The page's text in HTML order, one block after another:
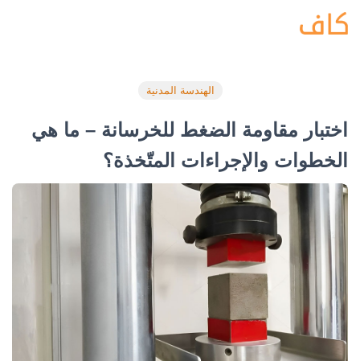
الهندسة المدنية
اختبار مقاومة الضغط للخرسانة – ما هي
الخطوات والإجراءات المتّخذة؟